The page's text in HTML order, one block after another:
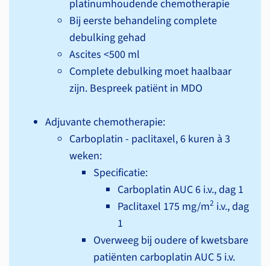
platinumhoudende chemotherapie
Bij eerste behandeling complete
debulking gehad
Ascites <500 ml
Complete debulking moet haalbaar
zijn. Bespreek patiënt in MDO
Adjuvante chemotherapie:
Carboplatin - paclitaxel, 6 kuren à 3
weken:
Specificatie:
Carboplatin AUC 6 i.v., dag 1
Paclitaxel 175 mg/m2 i.v., dag
1
Overweeg bij oudere of kwetsbare
patiënten carboplatin AUC 5 i.v.